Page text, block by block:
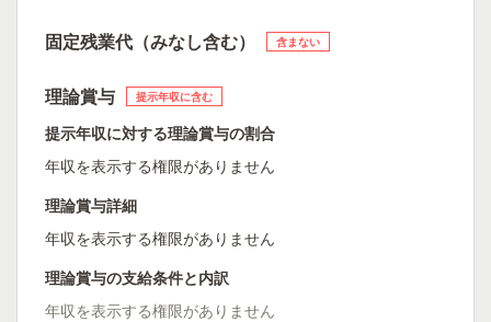
固定残業代（みなし含む） 含まない
理論賞与 提示年収に含む
提示年収に対する理論賞与の割合
年収を表示する権限がありません
理論賞与詳細
年収を表示する権限がありません
理論賞与の支給条件と内訳
年収を表示する権限がありません